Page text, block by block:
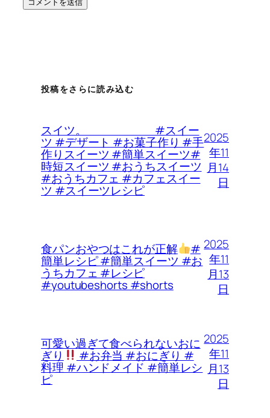
投稿をさらに読み込む
スイツ。 #スイー
ツ #デザート #お菓子作り #手
作りスイーツ #簡単スイーツ#
時短スイーツ #おうちスイーツ
#おうちカフェ #カフェスイー
ツ #スイーツレシピ
2025
年11
月14
日
食パンおやつはこれが正解 #
簡単レシピ #簡単スイーツ #お
うちカフェ #レシピ
#youtubeshorts #shorts
2025
年11
月13
日
可愛い過ぎて食べられないおに
ぎり #お弁当 #おにぎり #
料理 #ハンドメイド #簡単レシ
ピ
2025
年11
月13
日